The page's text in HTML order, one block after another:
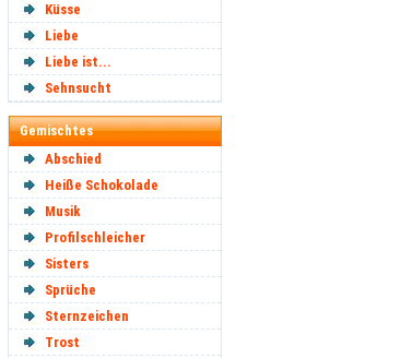
Küsse
Liebe
Liebe ist...
Sehnsucht
Gemischtes
Abschied
Heiße Schokolade
Musik
Profilschleicher
Sisters
Sprüche
Sternzeichen
Trost